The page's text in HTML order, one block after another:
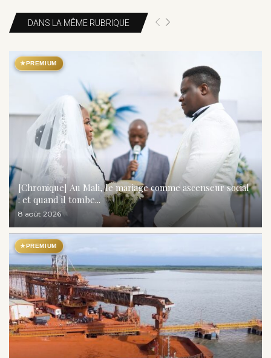
DANS LA MÊME RUBRIQUE
★PREMIUM
[Chronique] Au Mali, le mariage comme ascenseur social
: et quand il tombe...
8 août 2026
★PREMIUM